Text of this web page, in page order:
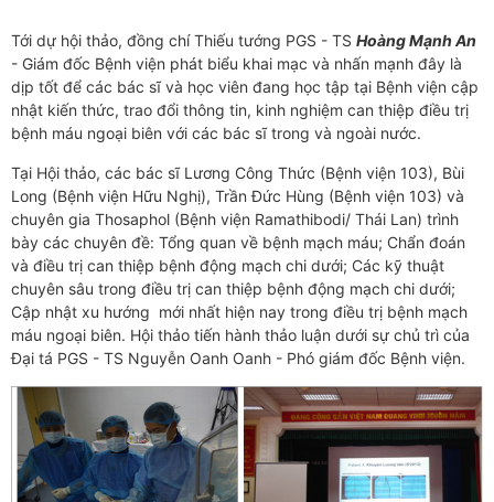
Tới dự hội thảo, đồng chí Thiếu tướng PGS - TS Hoàng Mạnh An
- Giám đốc Bệnh viện phát biểu khai mạc và nhấn mạnh đây là
dịp tốt để các bác sĩ và học viên đang học tập tại Bệnh viện cập
nhật kiến thức, trao đổi thông tin, kinh nghiệm can thiệp điều trị
bệnh máu ngoại biên với các bác sĩ trong và ngoài nước.
Tại Hội thảo, các bác sĩ Lương Công Thức (Bệnh viện 103), Bùi
Long (Bệnh viện Hữu Nghị), Trần Đức Hùng (Bệnh viện 103) và
chuyên gia Thosaphol (Bệnh viện Ramathibodi/ Thái Lan) trình
bày các chuyên đề: Tổng quan về bệnh mạch máu; Chẩn đoán
và điều trị can thiệp bệnh động mạch chi dưới; Các kỹ thuật
chuyên sâu trong điều trị can thiệp bệnh động mạch chi dưới;
Cập nhật xu hướng mới nhất hiện nay trong điều trị bệnh mạch
máu ngoại biên. Hội thảo tiến hành thảo luận dưới sự chủ trì của
Đại tá PGS - TS Nguyễn Oanh Oanh - Phó giám đốc Bệnh viện.